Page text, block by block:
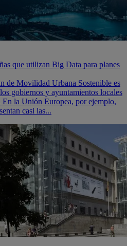
que utilizan Big Data para planes
de Movilidad Urbana Sostenible es
gobiernos y ayuntamientos locales
En la Unión Europea, por ejemplo,
casi las...